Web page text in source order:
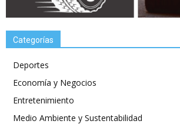
Categorías
Deportes
Economía y Negocios
Entretenimiento
Medio Ambiente y Sustentabilidad